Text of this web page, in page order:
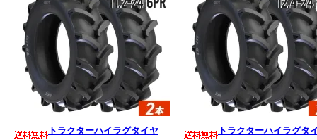
トラクターハイラグタイヤ
トラクターハイラグタ